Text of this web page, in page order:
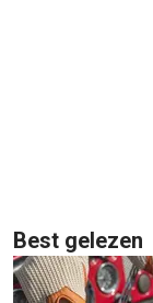
Best gelezen